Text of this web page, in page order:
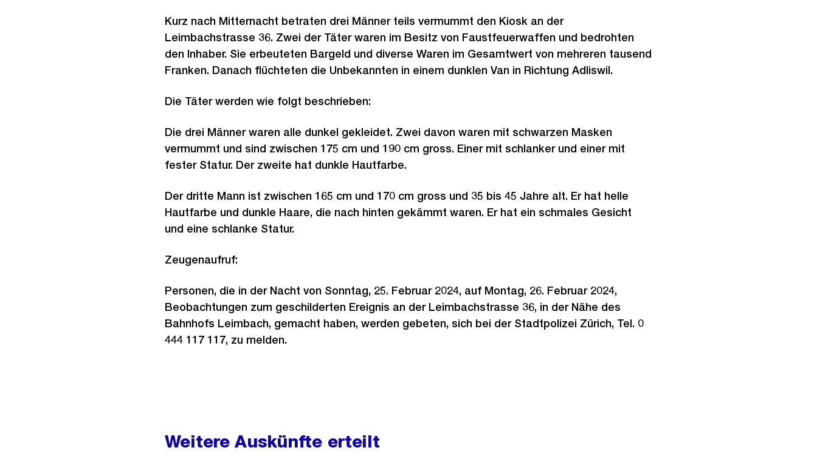
Kurz nach Mitternacht betraten drei Männer teils vermummt den Kiosk an der
Leimbachstrasse 36. Zwei der Täter waren im Besitz von Faustfeuerwaffen und bedrohten
den Inhaber. Sie erbeuteten Bargeld und diverse Waren im Gesamtwert von mehreren tausend
Franken. Danach flüchteten die Unbekannten in einem dunklen Van in Richtung Adliswil.
Die Täter werden wie folgt beschrieben:
Die drei Männer waren alle dunkel gekleidet. Zwei davon waren mit schwarzen Masken
vermummt und sind zwischen 175 cm und 190 cm gross. Einer mit schlanker und einer mit
fester Statur. Der zweite hat dunkle Hautfarbe.
Der dritte Mann ist zwischen 165 cm und 170 cm gross und 35 bis 45 Jahre alt. Er hat helle
Hautfarbe und dunkle Haare, die nach hinten gekämmt waren. Er hat ein schmales Gesicht
und eine schlanke Statur.
Zeugenaufruf:
Personen, die in der Nacht von Sonntag, 25. Februar 2024, auf Montag, 26. Februar 2024,
Beobachtungen zum geschilderten Ereignis an der Leimbachstrasse 36, in der Nähe des
Bahnhofs Leimbach, gemacht haben, werden gebeten, sich bei der Stadtpolizei Zürich, Tel. 0
444 117 117, zu melden.
Weitere Auskünfte erteilt